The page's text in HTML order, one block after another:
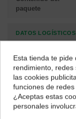
paquete
DATOS LOGÍSTICOS
Ancho de la caja
principal
Longitud de la
caja
¿Dónde
Selecciona
Esta tienda te pide
rendimiento, redes
las cookies
funciones de
¿Aceptas estas
personales